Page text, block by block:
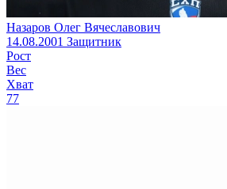
Назаров Олег Вячеславович
14.08.2001 Защитник
Рост
Вес
Хват
77